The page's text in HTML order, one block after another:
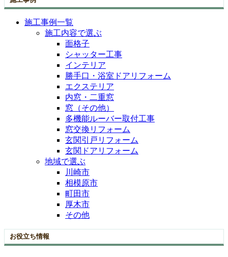
施工事例一覧
施工内容で選ぶ
面格子
シャッター工事
インテリア
勝手口・浴室ドアリフォーム
エクステリア
内窓・二重窓
窓（その他）
多機能ルーバー取付工事
窓交換リフォーム
玄関引戸リフォーム
玄関ドアリフォーム
地域で選ぶ
川崎市
相模原市
町田市
厚木市
その他
お役立ち情報